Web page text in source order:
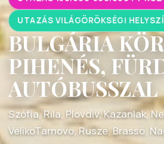
UTAZÁS VILÁGÖRÖKSÉGI
BULGÁRIA
PIHENÉS,
AUTÓBUSSZAL
Szófia, Rila, Plovdiv, Kazanlak,
VelikoTarnovo, Rusze, Brassó,